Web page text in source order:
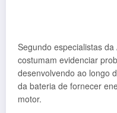
Segundo especialistas
costumam evidenciar
desenvolvendo ao longo
da bateria de fornecer
motor.